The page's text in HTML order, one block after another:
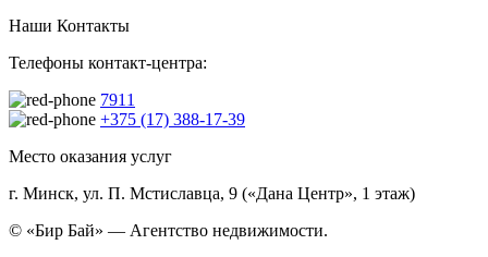
Наши Контакты
Телефоны контакт-центра:
7911
+375 (17) 388-17-39
Место оказания услуг
г. Минск, ул. П. Мстиславца, 9 («Дана Центр», 1 этаж)
© «Бир Бай» — Агентство недвижимости.